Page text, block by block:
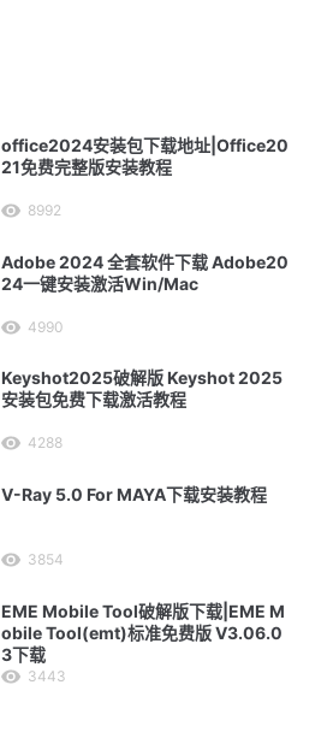
office2024安装包下载地址|Office20
21免费完整版安装教程
8992
Adobe 2024 全套软件下载 Adobe20
24一键安装激活Win/Mac
4990
Keyshot2025破解版 Keyshot 2025
安装包免费下载激活教程
4288
V-Ray 5.0 For MAYA下载安装教程
3854
EME Mobile Tool破解版下载|EME M
obile Tool(emt)标准免费版 V3.06.0
3下载
3443